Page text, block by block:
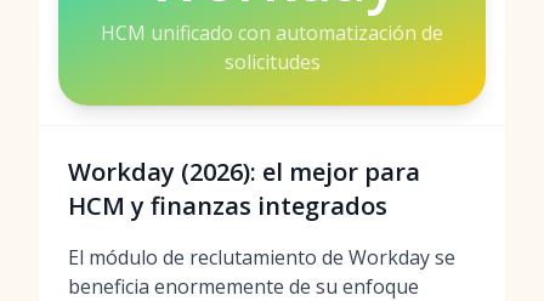
HCM unificado con automatización de
solicitudes
Workday (2026): el mejor para
HCM y finanzas integrados
El módulo de reclutamiento de Workday se
beneficia enormemente de su enfoque